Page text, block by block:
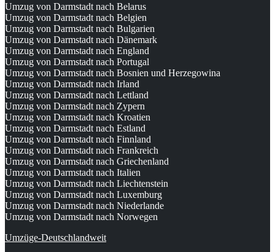
Umzug von Darmstadt nach Belarus
Umzug von Darmstadt nach Belgien
Umzug von Darmstadt nach Bulgarien
Umzug von Darmstadt nach Dänemark
Umzug von Darmstadt nach England
Umzug von Darmstadt nach Portugal
Umzug von Darmstadt nach Bosnien und Herzegowina
Umzug von Darmstadt nach Irland
Umzug von Darmstadt nach Lettland
Umzug von Darmstadt nach Zypern
Umzug von Darmstadt nach Kroatien
Umzug von Darmstadt nach Estland
Umzug von Darmstadt nach Finnland
Umzug von Darmstadt nach Frankreich
Umzug von Darmstadt nach Griechenland
Umzug von Darmstadt nach Italien
Umzug von Darmstadt nach Liechtenstein
Umzug von Darmstadt nach Luxemburg
Umzug von Darmstadt nach Niederlande
Umzug von Darmstadt nach Norwegen
Umzüge-Deutschlandweit